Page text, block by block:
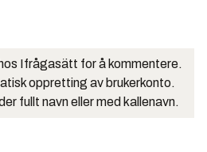
Ifrågasätt for å kommentere.
oppretting av brukerkonto.
fullt navn eller med kallenavn.